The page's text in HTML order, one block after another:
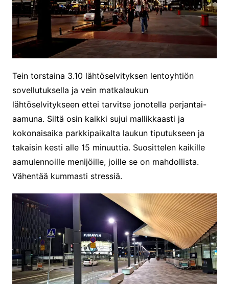
Tein torstaina 3.10 lähtöselvityksen lentoyhtiön
sovellutuksella ja vein matkalaukun
lähtöselvitykseen ettei tarvitse jonotella perjantai-
aamuna. Siltä osin kaikki sujui mallikkaasti ja
kokonaisaika parkkipaikalta laukun tiputukseen ja
takaisin kesti alle 15 minuuttia. Suosittelen kaikille
aamulennoille menijöille, joille se on mahdollista.
Vähentää kummasti stressiä.